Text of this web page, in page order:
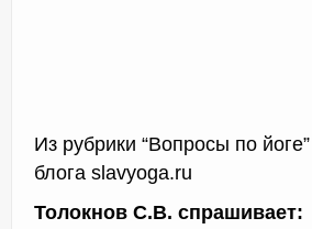
Из рубрики “Вопросы по
блога slavyoga.ru
Толокнов С.В. спрашивает: